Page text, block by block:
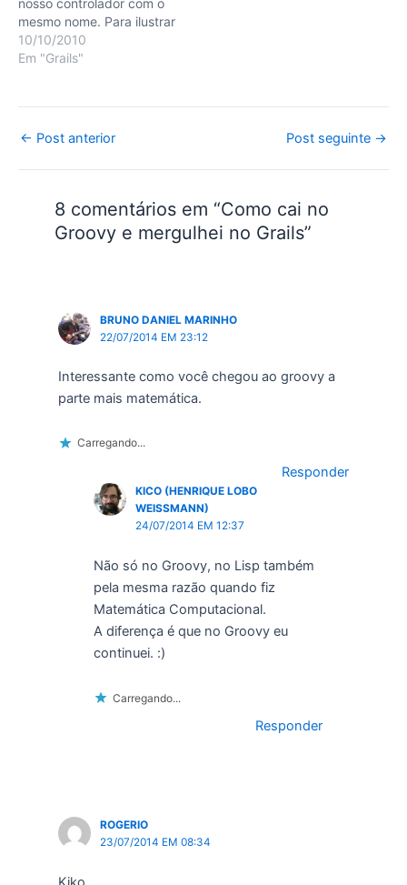
mesmo nome. Para ilustrar
a situação, eis um
exemplo: imagine que
itens aonde seja
interessante fornecer ao
usuário a possibilidade de
cadastrar mais de um…
10/10/2010
Em "Grails"
Post
← Post anterior Post seguinte →
8 comentários em “Como cai no
Groovy e mergulhei no Grails”
BRUNO DANIEL MARINHO
22/07/2014 EM 23:12
Interessante como você chegou ao groovy a
parte mais matemática.
Carregando...
Responder
KICO (HENRIQUE LOBO
WEISSMANN)
24/07/2014 EM 12:37
Não só no Groovy, no Lisp também
pela mesma razão quando fiz
Matemática Computacional.
A diferença é que no Groovy eu
continuei. :)
Carregando...
Responder
ROGERIO
23/07/2014 EM 08:34